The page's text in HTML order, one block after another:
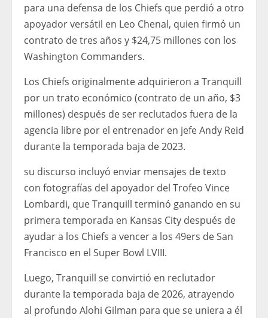
para una defensa de los Chiefs que perdió a otro
apoyador versátil en Leo Chenal, quien firmó un
contrato de tres años y $24,75 millones con los
Washington Commanders.
Los Chiefs originalmente adquirieron a Tranquill
por un trato económico (contrato de un año, $3
millones) después de ser reclutados fuera de la
agencia libre por el entrenador en jefe Andy Reid
durante la temporada baja de 2023.
su discurso incluyó enviar mensajes de texto
con fotografías del apoyador del Trofeo Vince
Lombardi, que Tranquill terminó ganando en su
primera temporada en Kansas City después de
ayudar a los Chiefs a vencer a los 49ers de San
Francisco en el Super Bowl LVIII.
Luego, Tranquill se convirtió en reclutador
durante la temporada baja de 2026, atrayendo
al profundo Alohi Gilman para que se uniera a él